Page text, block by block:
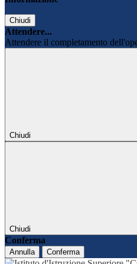
Chiudi
Attendere...
Attendere il completamento
Chiudi
Chiudi
Conferma
Annulla Conferma